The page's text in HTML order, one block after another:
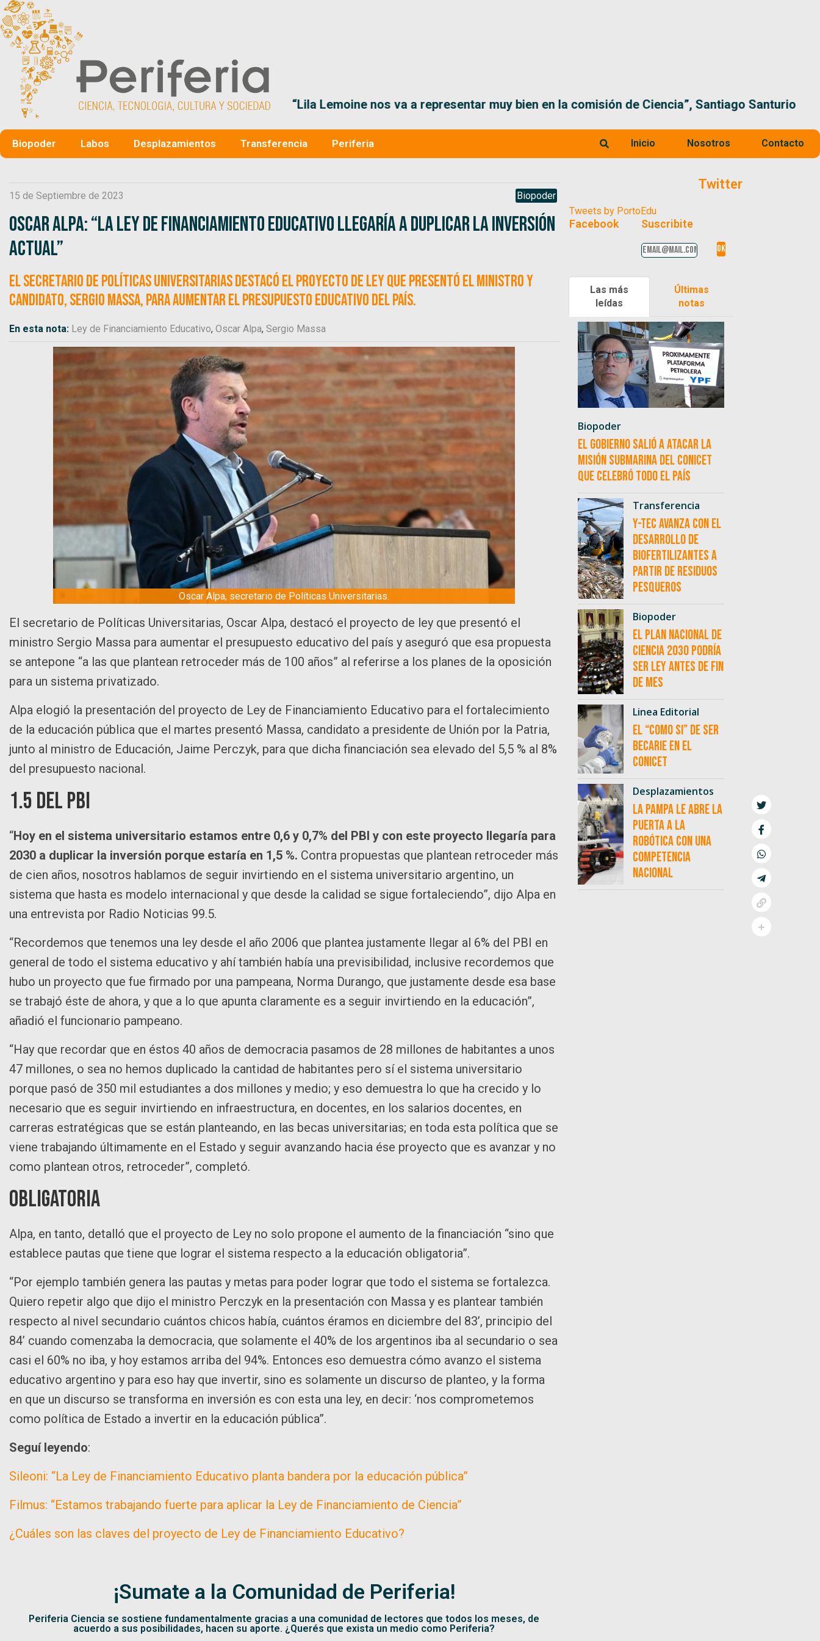
“Lila Lemoine nos va a representar muy bien en la comisión de Ciencia”, Santiago Santurio
Biopoder Labos Desplazamientos Transferencia Periferia Inicio Nosotros Contacto
15 de Septiembre de 2023 Biopoder
Oscar Alpa: “La Ley de Financiamiento Educativo llegaría a duplicar la inversión
actual”
El secretario de Políticas Universitarias destacó el proyecto de ley que presentó el ministro y
candidato, Sergio Massa, para aumentar el presupuesto educativo del país.
En esta nota: Ley de Financiamiento Educativo, Oscar Alpa, Sergio Massa
Oscar Alpa, secretario de Políticas Universitarias.
El secretario de Políticas Universitarias, Oscar Alpa, destacó el proyecto de ley que presentó el
ministro Sergio Massa para aumentar el presupuesto educativo del país y aseguró que esa propuesta
se antepone “a las que plantean retroceder más de 100 años” al referirse a los planes de la oposición
para un sistema privatizado.
Alpa elogió la presentación del proyecto de Ley de Financiamiento Educativo para el fortalecimiento
de la educación pública que el martes presentó Massa, candidato a presidente de Unión por la Patria,
junto al ministro de Educación, Jaime Perczyk, para que dicha financiación sea elevado del 5,5 % al 8%
del presupuesto nacional.
1.5 del PBI
“Hoy en el sistema universitario estamos entre 0,6 y 0,7% del PBI y con este proyecto llegaría para
2030 a duplicar la inversión porque estaría en 1,5 %. Contra propuestas que plantean retroceder más
de cien años, nosotros hablamos de seguir invirtiendo en el sistema universitario argentino, un
sistema que hasta es modelo internacional y que desde la calidad se sigue fortaleciendo”, dijo Alpa en
una entrevista por Radio Noticias 99.5.
“Recordemos que tenemos una ley desde el año 2006 que plantea justamente llegar al 6% del PBI en
general de todo el sistema educativo y ahí también había una previsibilidad, inclusive recordemos que
hubo un proyecto que fue firmado por una pampeana, Norma Durango, que justamente desde esa base
se trabajó éste de ahora, y que a lo que apunta claramente es a seguir invirtiendo en la educación”,
añadió el funcionario pampeano.
“Hay que recordar que en éstos 40 años de democracia pasamos de 28 millones de habitantes a unos
47 millones, o sea no hemos duplicado la cantidad de habitantes pero sí el sistema universitario
porque pasó de 350 mil estudiantes a dos millones y medio; y eso demuestra lo que ha crecido y lo
necesario que es seguir invirtiendo en infraestructura, en docentes, en los salarios docentes, en
carreras estratégicas que se están planteando, en las becas universitarias; en toda esta política que se
viene trabajando últimamente en el Estado y seguir avanzando hacia ése proyecto que es avanzar y no
como plantean otros, retroceder”, completó.
Obligatoria
Alpa, en tanto, detalló que el proyecto de Ley no solo propone el aumento de la financiación “sino que
establece pautas que tiene que lograr el sistema respecto a la educación obligatoria”.
“Por ejemplo también genera las pautas y metas para poder lograr que todo el sistema se fortalezca.
Quiero repetir algo que dijo el ministro Perczyk en la presentación con Massa y es plantear también
respecto al nivel secundario cuántos chicos había, cuántos éramos en diciembre del 83’, principio del
84’ cuando comenzaba la democracia, que solamente el 40% de los argentinos iba al secundario o sea
casi el 60% no iba, y hoy estamos arriba del 94%. Entonces eso demuestra cómo avanzo el sistema
educativo argentino y para eso hay que invertir, sino es solamente un discurso de planteo, y la forma
en que un discurso se transforma en inversión es con esta una ley, en decir: ‘nos comprometemos
como política de Estado a invertir en la educación pública”.
Seguí leyendo:
Sileoni: “La Ley de Financiamiento Educativo planta bandera por la educación pública”
Filmus: “Estamos trabajando fuerte para aplicar la Ley de Financiamiento de Ciencia”
¿Cuáles son las claves del proyecto de Ley de Financiamiento Educativo?
¡Sumate a la Comunidad de Periferia!
Periferia Ciencia se sostiene fundamentalmente gracias a una comunidad de lectores que todos los meses, de
acuerdo a sus posibilidades, hacen su aporte. ¿Querés que exista un medio como Periferia?
Twitter
Tweets by PortoEdu
Facebook Suscribite
Las más
leídas
Últimas
notas
Biopoder
El Gobierno salió a atacar la
misión submarina del CONICET
que celebró todo el país
Transferencia
Y-TEC avanza con el
desarrollo de
biofertilizantes a
partir de residuos
pesqueros
Biopoder
El Plan Nacional de
Ciencia 2030 podría
ser ley antes de fin
de mes
Linea Editorial
El “como si” de ser
becarie en el
CONICET
Desplazamientos
La Pampa le abre la
puerta a la
robótica con una
competencia
nacional